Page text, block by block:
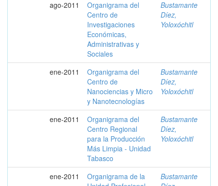
ago-2011
Organigrama del
Centro de
Investigaciones
Económicas,
Administrativas y
Sociales
Bustamante
Díez,
Yoloxóchitl
ene-2011
Organigrama del
Centro de
Nanociencias y Micro
y Nanotecnologías
Bustamante
Díez,
Yoloxóchitl
ene-2011
Organigrama del
Centro Regional
para la Producción
Más Limpia - Unidad
Tabasco
Bustamante
Díez,
Yoloxóchitl
ene-2011
Organigrama de la
Bustamante